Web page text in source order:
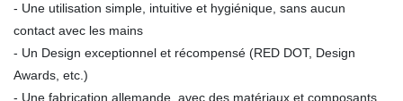
- Une utilisation simple, intuitive et hygiénique, sans aucun
contact avec les mains
- Un Design exceptionnel et récompensé (RED DOT, Design
Awards, etc.)
- Une fabrication allemande, avec des matériaux et composants